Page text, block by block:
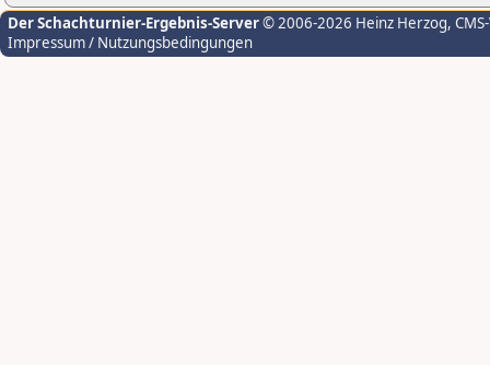
Der Schachturnier-Ergebnis-Server© 2006-2026 Heinz Herzog,
Impressum / Nutzungsbedingungen